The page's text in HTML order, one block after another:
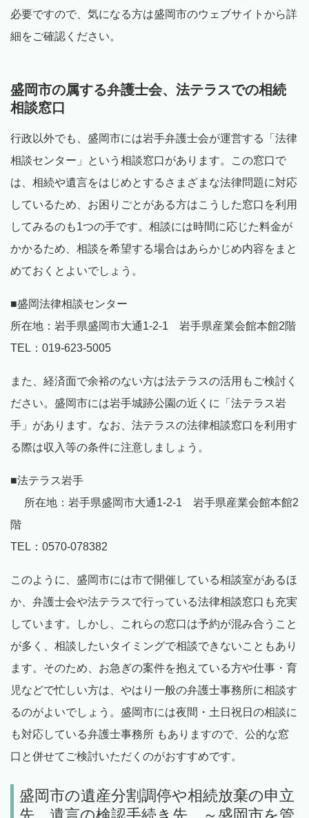
必要ですので、気になる方は盛岡市のウェブサイトから詳
細をご確認ください。
盛岡市の属する弁護士会、法テラスでの相続
相談窓口
行政以外でも、盛岡市には岩手弁護士会が運営する「法律
相談センター」という相談窓口があります。この窓口で
は、相続や遺言をはじめとするさまざまな法律問題に対応
しているため、お困りごとがある方はこうした窓口を利用
してみるのも1つの手です。相談には時間に応じた料金が
かかるため、相談を希望する場合はあらかじめ内容をまと
めておくとよいでしょう。
■盛岡法律相談センター
所在地：岩手県盛岡市大通1-2-1 岩手県産業会館本館2階
TEL：019-623-5005
また、経済面で余裕のない方は法テラスの活用もご検討く
ださい。盛岡市には岩手城跡公園の近くに「法テラス岩
手」があります。なお、法テラスの法律相談窓口を利用す
る際は収入等の条件に注意しましょう。
■法テラス岩手
所在地：岩手県盛岡市大通1-2-1 岩手県産業会館本館2
階
TEL：0570-078382
このように、盛岡市には市で開催している相談室があるほ
か、弁護士会や法テラスで行っている法律相談窓口も充実
しています。しかし、これらの窓口は予約が混み合うこと
が多く、相談したいタイミングで相談できないこともあり
ます。そのため、お急ぎの案件を抱えている方や仕事・育
児などで忙しい方は、やはり一般の弁護士事務所に相談す
るのがよいでしょう。盛岡市には夜間・土日祝日の相談に
も対応している弁護士事務所 もありますので、公的な窓
口と併せてご検討いただくのがおすすめです。
盛岡市の遺産分割調停や相続放棄の申立